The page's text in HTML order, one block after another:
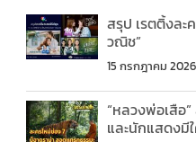
สรุป เรตติ้งละ
วณิช”
15 กรกฎาคม 2026
“หลวงพ่อเสือ
และนักแสดงมี